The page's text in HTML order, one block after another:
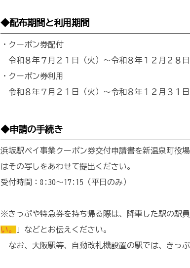
◆配布期間と利用期間
・クーポン券配付
令和８年７月２１日（火）～令和８年１２月２８日
・クーポン券利用
令和８年７月２１日（火）～令和８年１２月３１日
◆申請の手続き
浜坂駅ペイ事業クーポン券交付申請書を新温泉町役
はその写しをあわせて提出ください。
受付時間：8:30～17:15（平日のみ）
※きっぷや特急券を持ち帰る際は、降車した駅の駅
い。
」などとお伝えください。
なお、大阪駅等、自動改札機設置の駅では、きっ